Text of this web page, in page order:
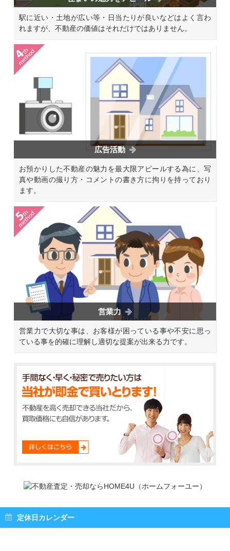
駅に近い・土地が広い等・日当たりが良いなどはよく言わ
れますが、不動産の価値はそれだけではありません。
広告活動
お預かりした不動産の魅力を最大限アピールする為に、写
真や動画の撮り方・コメントの書き方に拘りを持っており
ます。
営業力
営業力で大切な事は、お客様が困っている事や不安に思っ
ている事を的確に理解し適切な提案が出来る力です。
定休日カレンダー